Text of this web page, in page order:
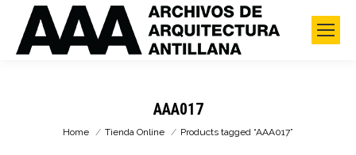
AAA017
You are here:
Home Tienda Online Products tagged “AAA017”